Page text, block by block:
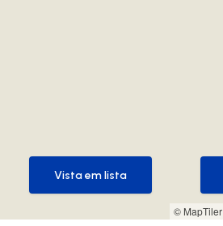
© MapTiler
Vista em lista
Vista em lista